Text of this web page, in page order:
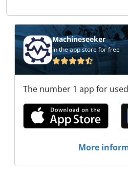
Machineseeker
In the app store for free
The number 1 app for
More